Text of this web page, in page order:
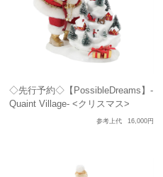
◇先行予約◇【PossibleDreams】-
Quaint Village- <クリスマス>
参考上代 16,000円